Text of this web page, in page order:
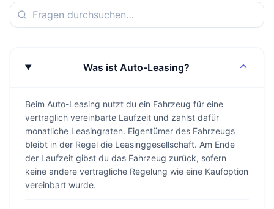
Was ist Auto-Leasing?
Beim Auto-Leasing nutzt du ein Fahrzeug für eine
vertraglich vereinbarte Laufzeit und zahlst dafür
monatliche Leasingraten. Eigentümer des Fahrzeugs
bleibt in der Regel die Leasinggesellschaft. Am Ende
der Laufzeit gibst du das Fahrzeug zurück, sofern
keine andere vertragliche Regelung wie eine Kaufoption
vereinbart wurde.